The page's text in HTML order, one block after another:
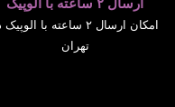
ارسال ۲ ساعته با الوپیک
امکان ارسال ۲ ساعته با الوپیک
تهران